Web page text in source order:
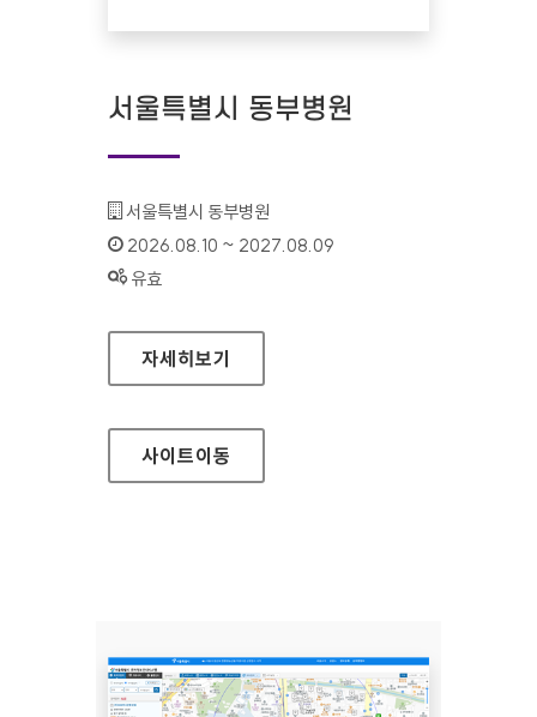
서울특별시 동부병원
기관명 :
서울특별시 동부병원
인증기간 :
2026.08.10 ~ 2027.08.09
상태 :
유효
서울특별시 동부병원
자세히보기
사이트이동